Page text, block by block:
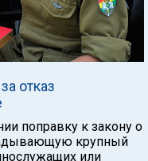
отказ
поправку к закону о
крупный
или